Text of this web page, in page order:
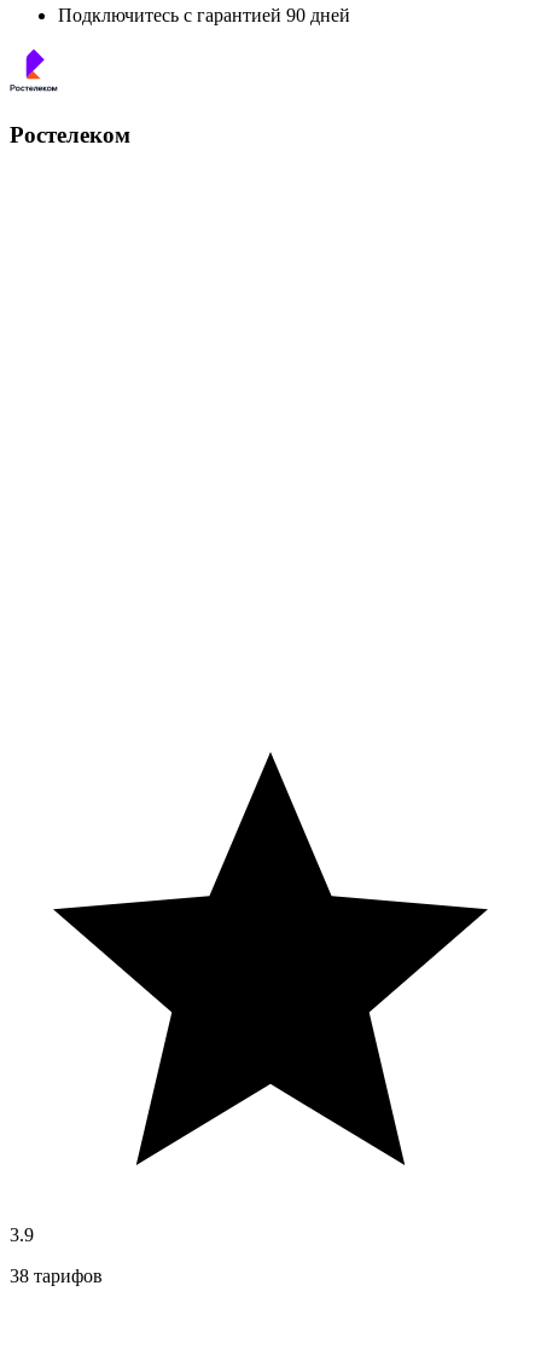
Подключитесь с гарантией 90 дней
Ростелеком
3.9
38 тарифов